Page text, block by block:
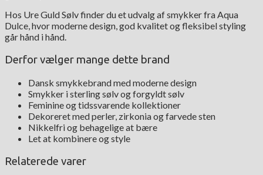
Hos Ure Guld Sølv finder du et udvalg af smykker fra Aqua
Dulce, hvor moderne design, god kvalitet og fleksibel styling
går hånd i hånd.
Derfor vælger mange dette brand
Dansk smykkebrand med moderne design
Smykker i sterling sølv og forgyldt sølv
Feminine og tidssvarende kollektioner
Dekoreret med perler, zirkonia og farvede sten
Nikkelfri og behagelige at bære
Let at kombinere og style
Relaterede varer